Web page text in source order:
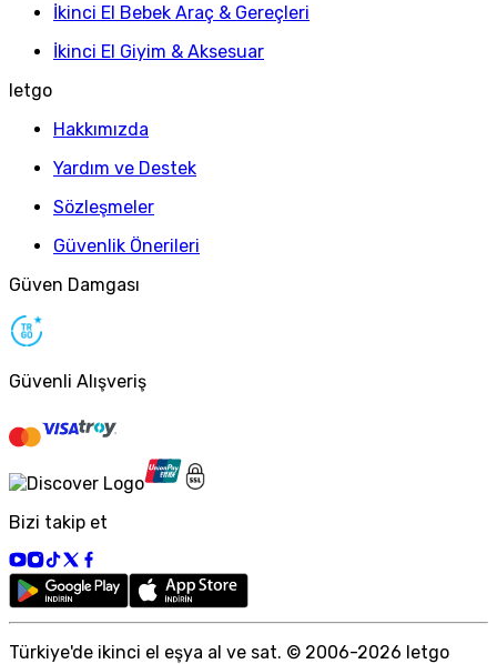
İkinci El Bebek Araç & Gereçleri
İkinci El Giyim & Aksesuar
letgo
Hakkımızda
Yardım ve Destek
Sözleşmeler
Güvenlik Önerileri
Güven Damgası
Güvenli Alışveriş
Bizi takip et
Türkiye'de ikinci el eşya al ve sat. © 2006-2026 letgo